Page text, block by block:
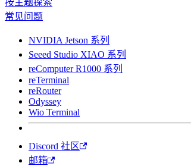
按主题探索
常见问题
NVIDIA Jetson 系列
Seeed Studio XIAO 系列
reComputer R1000 系列
reTerminal
reRouter
Odyssey
Wio Terminal
Discord 社区
邮箱